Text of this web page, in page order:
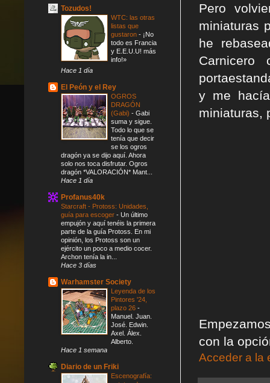
Pero
miniaturas
he
y me
miniaturas,
con la
Acceder a la
Tozudos!
WTC: las otras
listas que
gustaron - ¡No
todo es Francia
y E.E.U.U! más
info!»
Hace 1 día
El Peón y el Rey
OGROS
DRAGÓN
(Gabi) - Gabi
suma y sigue.
Todo lo que se
tenía que decir
se los ogros
dragón ya se dijo aquí. Ahora
solo nos toca disfrutar. Ogros
dragón *VALORACIÓN* Mant...
Hace 1 día
Profanus40k
Starcraft - Protoss: Unidades,
guía para escoger - Un último
empujón y aquí tenéis la primera
parte de la guía Protoss. En mi
opinión, los Protoss son un
ejército un poco a medio cocer.
Archon tenía la in...
Hace 3 días
Warhamster Society
Leyenda de los
Pintores '24,
plazo 26 -
Manuel. Juan.
José. Edwin.
Axel. Álex.
Alberto.
Hace 1 semana
Diario de un Friki
Escenografía: